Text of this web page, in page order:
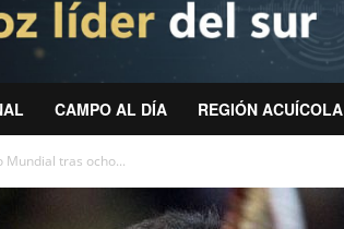
CAMPO AL DÍA REGIÓN ACUÍCOLA
Mundial tras ocho...